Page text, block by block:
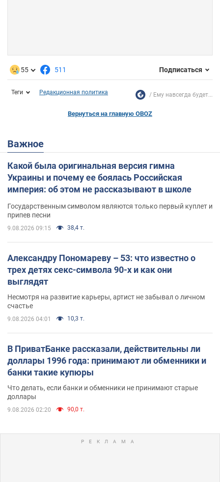
55 511 Подписаться
Теги Редакционная политика Ему навсегда будет...
Вернуться на главную OBOZ
Важное
Какой была оригинальная версия гимна
Украины и почему ее боялась Российская
империя: об этом не рассказывают в школе
Государственным символом являются только первый куплет и
припев песни
9.08.2026 09:15 38,4 т.
Александру Пономареву – 53: что известно о
трех детях секс-символа 90-х и как они
выглядят
Несмотря на развитие карьеры, артист не забывал о личном
счастье
9.08.2026 04:01 10,3 т.
В ПриватБанке рассказали, действительны ли
доллары 1996 года: принимают ли обменники и
банки такие купюры
Что делать, если банки и обменники не принимают старые
доллары
9.08.2026 02:20 90,0 т.